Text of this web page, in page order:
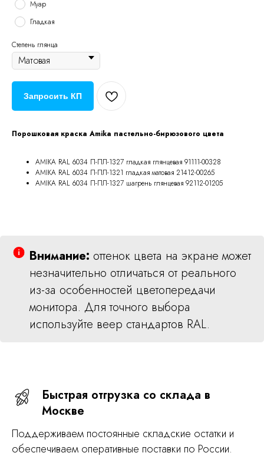
Муар
Гладкая
Степень глянца
Запросить КП
Порошковая краска Amika пастельно-бирюзового цвета
AMIKA RAL 6034 П-ПЛ-1327 гладкая глянцевая 91111-00328
AMIKA RAL 6034 П-ПЛ-1321 гладкая матовая 21412-00265
AMIKA RAL 6034 П-ПЛ-1327 шагрень глянцевая 92112-01205
Внимание: оттенок цвета на экране может
незначительно отличаться от реального
из-за особенностей цветопередачи
монитора. Для точного выбора
используйте веер стандартов RAL.
Быстрая отгрузка со склада в
Москве
Поддерживаем постоянные складские остатки и
обеспечиваем оперативные поставки по России.